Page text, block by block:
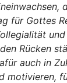
für Gottes
Rücken
auch in
motivieren,